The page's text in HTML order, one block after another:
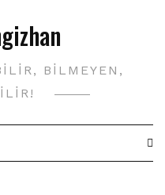
BILMEYEN,